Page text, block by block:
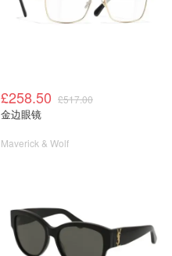
£258.50 £517.00
金边眼镜
Maverick & Wolf